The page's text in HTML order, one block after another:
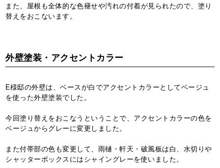
また、屋根も全体的な色褪せや汚れの付着が見られたので、塗り
替えをおこないます。
外壁塗装・アクセントカラー
E様邸の外壁は、ベースが白でアクセントカラーとしてベージュ
を使った外壁塗装でした。
今回塗り替えをおこなうということで、アクセントカラーの色を
ベージュからグレーに変更しました。
また付帯部の色も変更して、雨樋・軒天・破風板は白、水切りや
シャッターボックスにはシャイングレーを使いました。